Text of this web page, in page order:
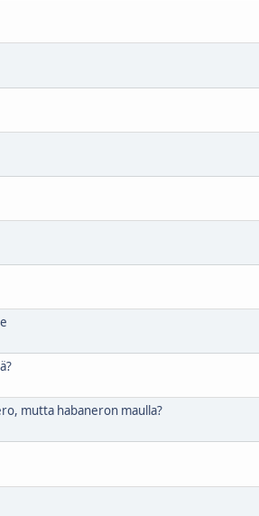
mutta habaneron maulla?